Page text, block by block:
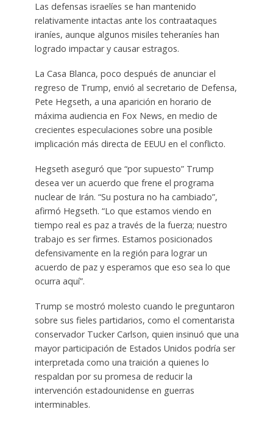
Las defensas israelíes se han mantenido
relativamente intactas ante los contraataques
iraníes, aunque algunos misiles teheraníes han
logrado impactar y causar estragos.
La Casa Blanca, poco después de anunciar el
regreso de Trump, envió al secretario de Defensa,
Pete Hegseth, a una aparición en horario de
máxima audiencia en Fox News, en medio de
crecientes especulaciones sobre una posible
implicación más directa de EEUU en el conflicto.
Hegseth aseguró que “por supuesto” Trump
desea ver un acuerdo que frene el programa
nuclear de Irán. “Su postura no ha cambiado”,
afirmó Hegseth. “Lo que estamos viendo en
tiempo real es paz a través de la fuerza; nuestro
trabajo es ser firmes. Estamos posicionados
defensivamente en la región para lograr un
acuerdo de paz y esperamos que eso sea lo que
ocurra aquí”.
Trump se mostró molesto cuando le preguntaron
sobre sus fieles partidarios, como el comentarista
conservador Tucker Carlson, quien insinuó que una
mayor participación de Estados Unidos podría ser
interpretada como una traición a quienes lo
respaldan por su promesa de reducir la
intervención estadounidense en guerras
interminables.